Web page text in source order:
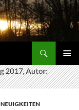
MENÜ
NEUIGKEITEN